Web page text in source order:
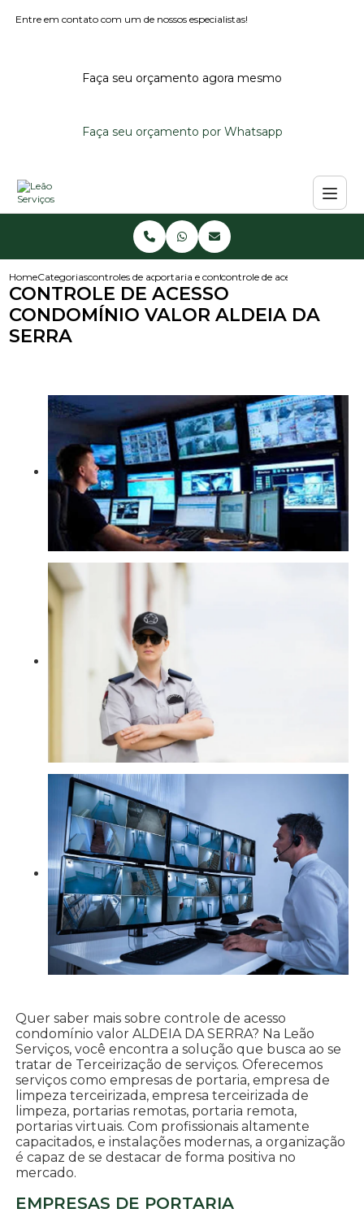
Entre em contato com um de nossos especialistas!
Faça seu orçamento agora mesmo
Faça seu orçamento por Whatsapp
HomeCategoriascontroles de acessoportaria e controle de acesso
controle de acesso
CONTROLE DE ACESSO
CONDOMÍNIO VALOR ALDEIA DA
SERRA
Quer saber mais sobre controle de acesso
condomínio valor ALDEIA DA SERRA? Na Leão
Serviços, você encontra a solução que busca ao se
tratar de Terceirização de serviços. Oferecemos
serviços como empresas de portaria, empresa de
limpeza terceirizada, empresa terceirizada de
limpeza, portarias remotas, portaria remota,
portarias virtuais. Com profissionais altamente
capacitados, e instalações modernas, a organização
é capaz de se destacar de forma positiva no
mercado.
EMPRESAS DE PORTARIA